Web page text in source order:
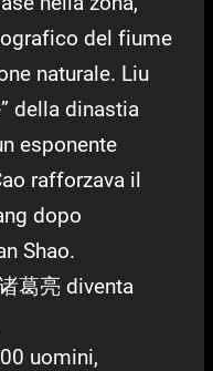
del fiume
naturale. Liu
della dinastia
esponente
rafforzava il
dopo
Shao.
葛亮 diventa
uomini,